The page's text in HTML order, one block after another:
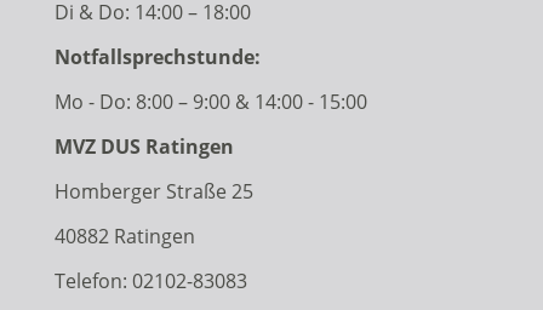
Di & Do: 14:00 – 18:00
Notfallsprechstunde:
Mo - Do: 8:00 – 9:00 & 14:00 - 15:00
MVZ DUS Ratingen
Homberger Straße 25
40882 Ratingen
Telefon: 02102-83083